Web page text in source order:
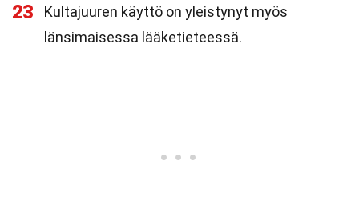
23
Kultajuuren käyttö on yleistynyt myös
länsimaisessa lääketieteessä.